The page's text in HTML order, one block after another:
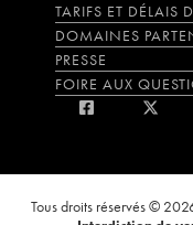
TARIFS ET DÉLAIS
DOMAINES
PRESSE
FOIRE AUX
Tous droits réservés ©